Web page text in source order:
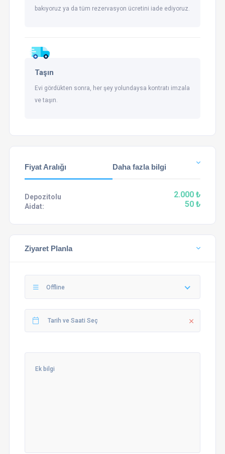
bakıyoruz ya da tüm rezervasyon ücretini iade ediyoruz.
Taşın
Evi gördükten sonra, her şey yolundaysa kontratı imzala
ve taşın.
Fiyat Aralığı Daha fazla bilgi
Depozitolu 2.000 ₺
Aidat: 50 ₺
Ziyaret Planla
Offline